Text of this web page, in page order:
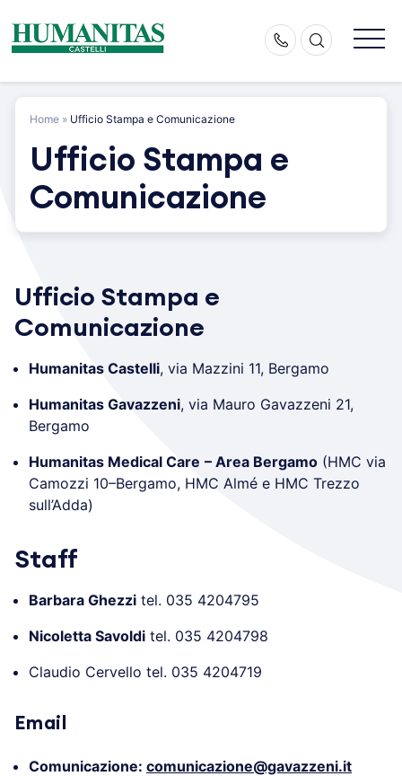
content
Home » Ufficio Stampa e Comunicazione
Ufficio Stampa e
Comunicazione
Ufficio Stampa e
Comunicazione
Humanitas Castelli, via Mazzini 11, Bergamo
Humanitas Gavazzeni, via Mauro Gavazzeni 21,
Bergamo
Humanitas Medical Care – Area Bergamo (HMC via
Camozzi 10–Bergamo, HMC Almé e HMC Trezzo
sull’Adda)
Staff
Barbara Ghezzi tel. 035 4204795
Nicoletta Savoldi tel. 035 4204798
Claudio Cervello tel. 035 4204719
Email
Comunicazione: comunicazione@gavazzeni.it